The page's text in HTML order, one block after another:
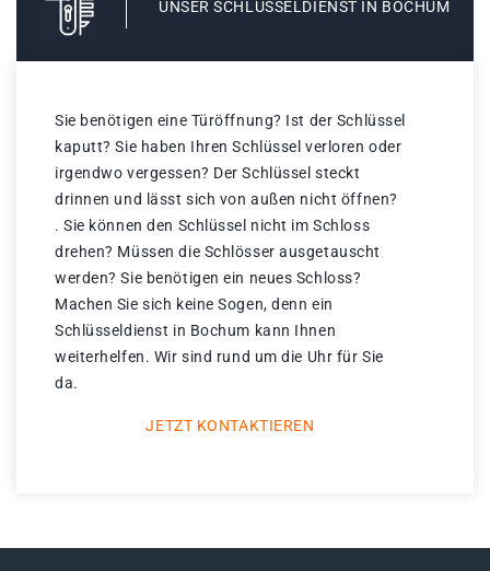
UNSER SCHLÜSSELDIENST IN BOCHUM
Sie benötigen eine Türöffnung? Ist der Schlüssel
kaputt? Sie haben Ihren Schlüssel verloren oder
irgendwo vergessen? Der Schlüssel steckt
drinnen und lässt sich von außen nicht öffnen?
. Sie können den Schlüssel nicht im Schloss
drehen? Müssen die Schlösser ausgetauscht
werden? Sie benötigen ein neues Schloss?
Machen Sie sich keine Sogen, denn ein
Schlüsseldienst in Bochum kann Ihnen
weiterhelfen. Wir sind rund um die Uhr für Sie
da.
JETZT KONTAKTIEREN